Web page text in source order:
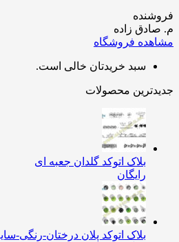
زاده
فروشگاه
سبد خریدتان خالی است.
محصولات
بلاک اتوکد گلدان جعبه ای
رایگان
بلاک اتوکد پلان درختان-رنگی-سایه دار